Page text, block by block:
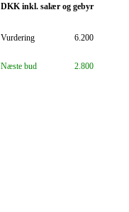
DKK inkl. salær og gebyr
Vurdering 6.200
Næste bud 2.800